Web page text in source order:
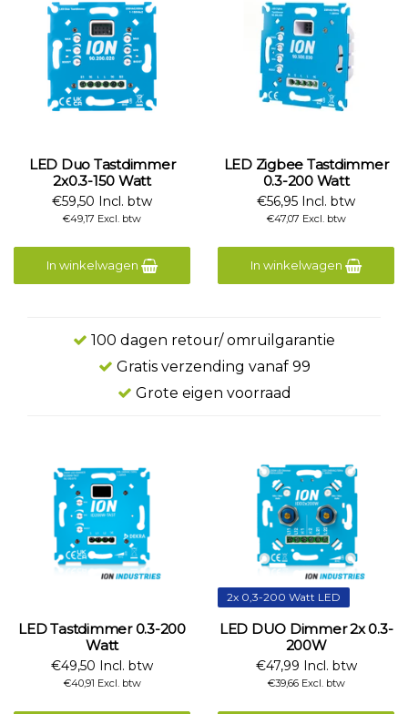
LED Duo Tastdimmer
2x0.3-150 Watt
€59,50 Incl. btw
€49,17 Excl. btw
In winkelwagen
LED Zigbee Tastdimmer
0.3-200 Watt
€56,95 Incl. btw
€47,07 Excl. btw
In winkelwagen
100 dagen retour/ omruilgarantie
Gratis verzending vanaf 99
Grote eigen voorraad
LED Tastdimmer 0.3-200
Watt
€49,50 Incl. btw
€40,91 Excl. btw
2x 0,3-200 Watt LED
LED DUO Dimmer 2x 0.3-
200W
€47,99 Incl. btw
€39,66 Excl. btw